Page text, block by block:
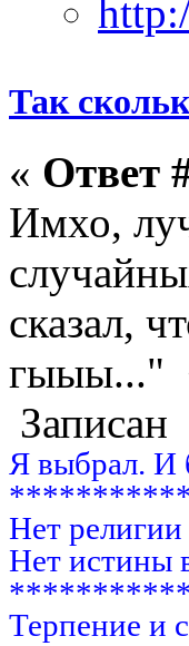
Так
« Ответ
Имхо,
сказал,
гыыы..."
Записан
Я выбрал. И
Нет
Нет истины
Терпение и